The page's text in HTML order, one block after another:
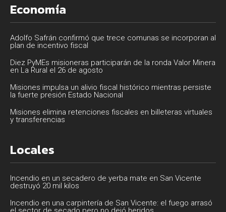
Economía
Adolfo Safrán confirmó que trece comunas se incorporan al
plan de incentivo fiscal
Diez PyMEs misioneras participarán de la ronda Valor Minera
en La Rural el 26 de agosto
Misiones impulsa un alivio fiscal histórico mientras persiste
la fuerte presión Estado Nacional
Misiones elimina retenciones fiscales en billeteras virtuales
y transferencias
Locales
Incendio en un secadero de yerba mate en San Vicente
destruyó 20 mil kilos
Incendio en una carpintería de San Vicente: el fuego arrasó